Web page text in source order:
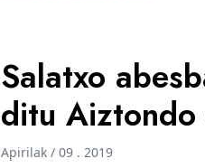
Salatxo
ditu Aiztondo
Apirilak / 09 . 2019